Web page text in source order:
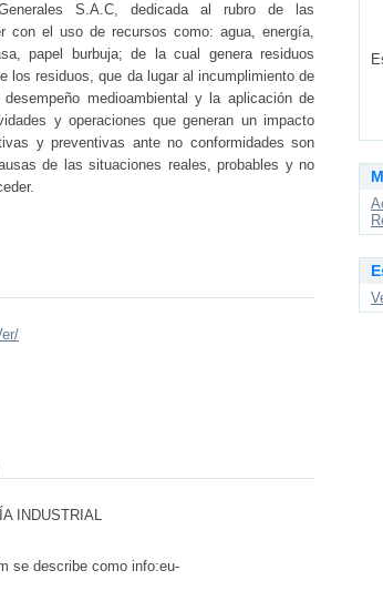
S.A.C, dedicada al rubro de las
con el uso de recursos como: agua, energía,
papel burbuja; de la cual genera residuos
los residuos, que da lugar al incumplimiento de
medioambiental y la aplicación de
y operaciones que generan un impacto
y preventivas ante no conformidades son
de las situaciones reales, probables y no
INDUSTRIAL
se describe como info:eu-